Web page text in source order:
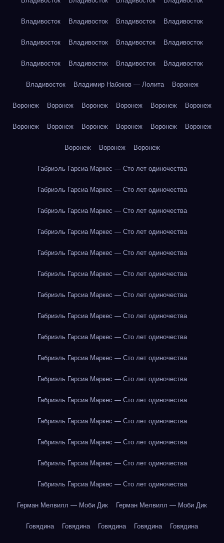
Владивосток Владивосток Владивосток Владивосток
Владивосток Владивосток Владивосток Владивосток
Владивосток Владивосток Владивосток Владивосток
Владивосток Владимир Набоков — Лолита Воронеж
Воронеж Воронеж Воронеж Воронеж Воронеж Воронеж
Воронеж Воронеж Воронеж Воронеж Воронеж Воронеж
Воронеж Воронеж Воронеж
Габриэль Гарсиа Маркес — Сто лет одиночества
Габриэль Гарсиа Маркес — Сто лет одиночества
Габриэль Гарсиа Маркес — Сто лет одиночества
Габриэль Гарсиа Маркес — Сто лет одиночества
Габриэль Гарсиа Маркес — Сто лет одиночества
Габриэль Гарсиа Маркес — Сто лет одиночества
Габриэль Гарсиа Маркес — Сто лет одиночества
Габриэль Гарсиа Маркес — Сто лет одиночества
Габриэль Гарсиа Маркес — Сто лет одиночества
Габриэль Гарсиа Маркес — Сто лет одиночества
Габриэль Гарсиа Маркес — Сто лет одиночества
Габриэль Гарсиа Маркес — Сто лет одиночества
Габриэль Гарсиа Маркес — Сто лет одиночества
Габриэль Гарсиа Маркес — Сто лет одиночества
Габриэль Гарсиа Маркес — Сто лет одиночества
Габриэль Гарсиа Маркес — Сто лет одиночества
Герман Мелвилл — Моби Дик Герман Мелвилл — Моби Дик
Говядина Говядина Говядина Говядина Говядина